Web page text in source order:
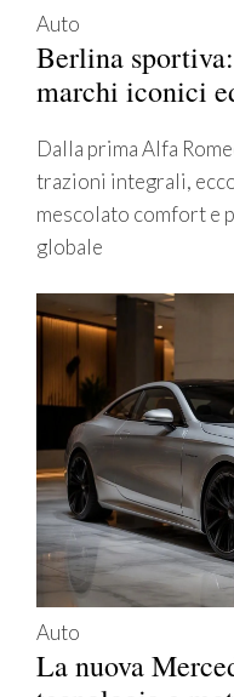
Auto
Berlina
marchi iconici
Dalla prima Alfa
trazioni integrali,
mescolato comfort e
globale
Auto
La nuova